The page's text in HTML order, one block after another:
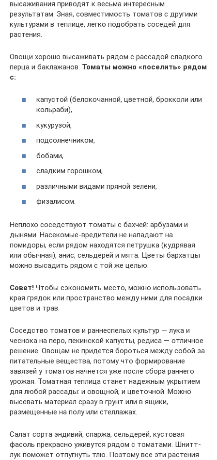
высаживания приводят к весьма интересным
результатам. Зная, совместимость томатов с другими
культурами в теплице, легко подобрать соседей для
растения.
Овощи хорошо высаживать рядом с рассадой сладкого
перца и баклажанов. Томаты можно «поселить» рядом
с:
капустой (белокочанной, цветной, брокколи или
кольраби),
кукурузой,
подсолнечником,
бобами,
сладким горошком,
различными видами пряной зелени,
физалисом.
Неплохо соседствуют томаты с бахчей: арбузами и
дынями. Насекомые-вредители не нападают на
помидоры, если рядом находятся петрушка (кудрявая
или обычная), анис, сельдерей и мята. Цветы бархатцы
можно высадить рядом с той же целью.
Совет! Чтобы сэкономить место, можно использовать
края грядок или пространство между ними для посадки
цветов и трав.
Соседство томатов и раннеспелых культур — лука и
чеснока на перо, пекинской капусты, редиса — отличное
решение. Овощам не придется бороться между собой за
питательные вещества, потому что формирование
завязей у томатов начнется уже после сбора раннего
урожая. Томатная теплица станет надежным укрытием
для любой рассады: и овощной, и цветочной. Можно
высевать материал сразу в грунт или в ящики,
размещенные на полу или стеллажах.
Салат сорта эндивий, спаржа, сельдерей, кустовая
фасоль прекрасно уживутся рядом с томатами. Шнитт-
лук поможет отпугнуть тлю. Поэтому все эти растения